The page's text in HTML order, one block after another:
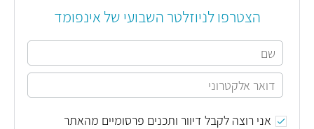
הצטרפו לניוזלטר השבועי של אינפומד
אני רוצה לקבל דיוור ותכנים פרסומיים מהאתר